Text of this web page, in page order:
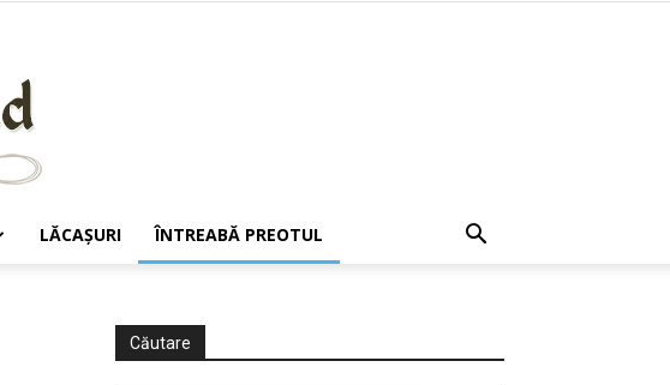
LĂCAŞURI ÎNTREABĂ PREOTUL
Căutare